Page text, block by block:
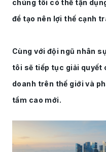
chúng tôi có thể tận
để tạo nên lợi thế cạnh
Cùng với đội ngũ nhân
tôi sẽ tiếp tục giải quyết
doanh trên thế giới và
tầm cao mới.